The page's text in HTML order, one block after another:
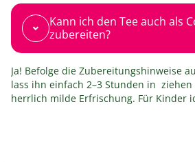
Kann ich den Tee auch als
zubereiten?
Ja! Befolge die Zubereitungshinweise
lass ihn einfach 2–3 Stunden in ziehen
herrlich milde Erfrischung. Für Kinder